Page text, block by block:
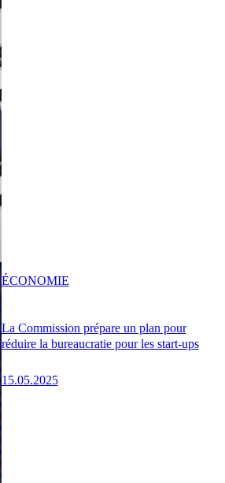
La Commission prépare un plan pour
réduire la bureaucratie pour les start-ups
15.05.2025
ÉCONOMIE